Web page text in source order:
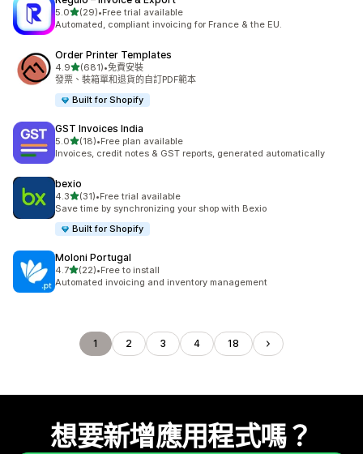
5.0滿分 5 顆星
(29)
共有 29 則評價
•Free trial available
Automated, compliant invoicing for France & the EU.
Order Printer Templates
4.9滿分 5 顆星
(681)
共有 681 則評價
•免費安裝
發票、裝箱單和退貨的自訂PDF範本
Built for Shopify
GST Invoices India
5.0滿分 5 顆星
(18)
共有 18 則評價
•Free plan available
Invoices, credit notes & GST reports, generated automatically
bexio
4.3滿分 5 顆星
(31)
共有 31 則評價
•Free trial available
Save time by synchronizing your shop with Bexio
Built for Shopify
Moloni Portugal
4.7滿分 5 顆星
(22)
共有 22 則評價
•Free to install
Automated invoicing and inventory management
1 2 3 4 18
想要新增應用程式嗎？